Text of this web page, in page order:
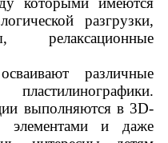
разгрузки,
релаксационные
различные
выполняются в 3D-
элементами и даже